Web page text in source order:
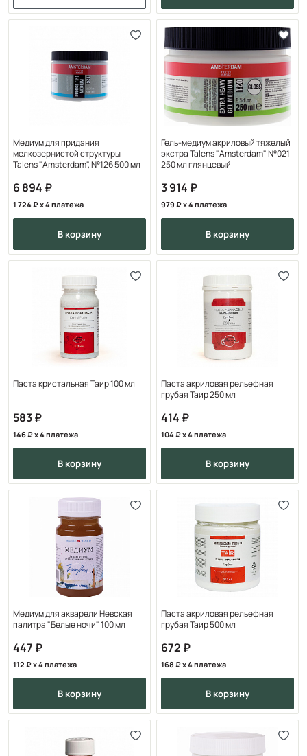
Медиум для придания
мелкозернистой структуры
Talens "Amsterdam", №126 500 мл
6 894
1 724 x 4 платежа
в корзину
Гель-медиум акриловый тяжелый
экстра Talens "Amsterdam" №021
250 мл глянцевый
3 914
979 x 4 платежа
в корзину
Паста кристальная Таир 100 мл
583
146 x 4 платежа
в корзину
Паста акриловая рельефная
грубая Таир 250 мл
414
104 x 4 платежа
в корзину
Медиум для акварели Невская
палитра "Белые ночи" 100 мл
447
112 x 4 платежа
в корзину
Паста акриловая рельефная
грубая Таир 500 мл
672
168 x 4 платежа
в корзину